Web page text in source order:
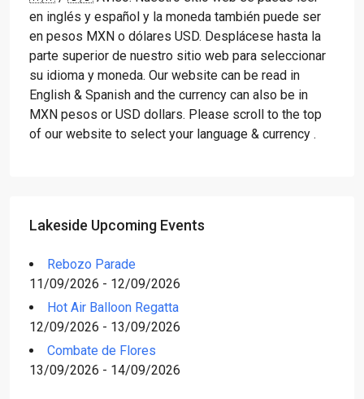
en inglés y español y la moneda también puede ser
en pesos MXN o dólares USD. Desplácese hasta la
parte superior de nuestro sitio web para seleccionar
su idioma y moneda. Our website can be read in
English & Spanish and the currency can also be in
MXN pesos or USD dollars. Please scroll to the top
of our website to select your language & currency .
Lakeside Upcoming Events
Rebozo Parade
11/09/2026 - 12/09/2026
Hot Air Balloon Regatta
12/09/2026 - 13/09/2026
Combate de Flores
13/09/2026 - 14/09/2026